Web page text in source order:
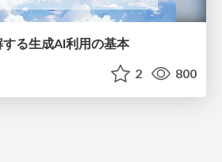
る生成AI利用の基本
2 800